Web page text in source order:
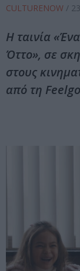
CULTURENOW /
Η ταινία
Όττο», σε
στους
από τη